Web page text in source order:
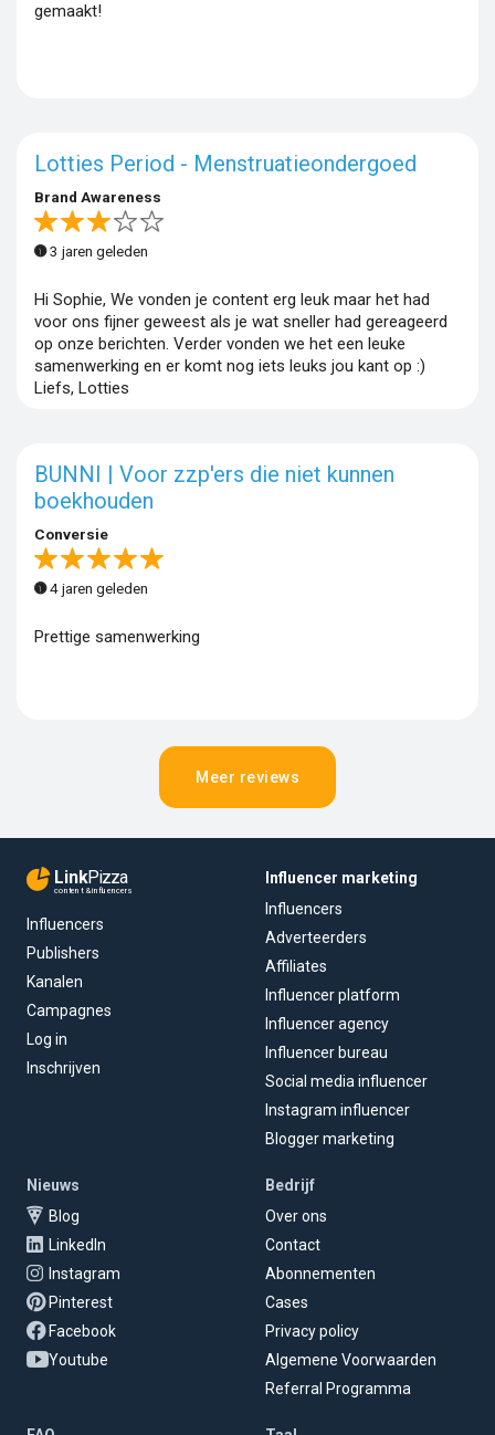
gemaakt!
Lotties Period - Menstruatieondergoed
Brand Awareness
3 jaren geleden
Hi Sophie, We vonden je content erg leuk maar het had
voor ons fijner geweest als je wat sneller had gereageerd
op onze berichten. Verder vonden we het een leuke
samenwerking en er komt nog iets leuks jou kant op :)
Liefs, Lotties
BUNNI | Voor zzp'ers die niet kunnen
boekhouden
Conversie
4 jaren geleden
Prettige samenwerking
Meer reviews
LinkPizza
content & influencers
Influencers
Publishers
Kanalen
Campagnes
Log in
Inschrijven
Influencer marketing
Influencers
Adverteerders
Affiliates
Influencer platform
Influencer agency
Influencer bureau
Social media influencer
Instagram influencer
Blogger marketing
Nieuws
Blog
LinkedIn
Instagram
Pinterest
Facebook
Youtube
Bedrijf
Over ons
Contact
Abonnementen
Cases
Privacy policy
Algemene Voorwaarden
Referral Programma